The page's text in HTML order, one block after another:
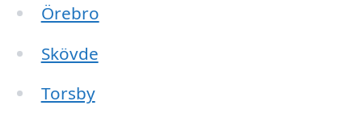
Örebro
Skövde
Torsby